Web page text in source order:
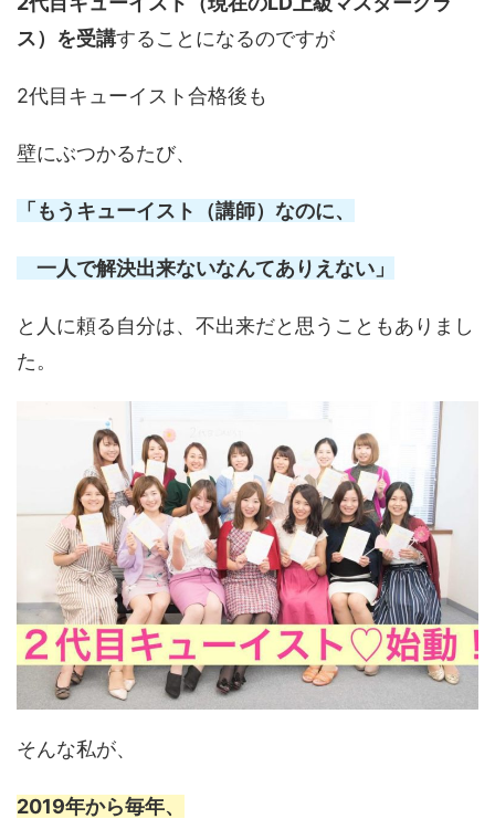
ス）を受講することになるのですが
2代目キューイスト合格後も
壁にぶつかるたび、
「もうキューイスト（講師）なのに、
一人で解決出来ないなんてありえない」
と人に頼る自分は、不出来だと思うこともありまし
た。
そんな私が、
2019年から毎年、